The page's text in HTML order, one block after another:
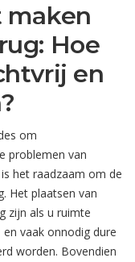
maken
Hoe
en
om
problemen van
het raadzaam om de
Het plaatsen van
zijn als u ruimte
vaak onnodig dure
worden. Bovendien